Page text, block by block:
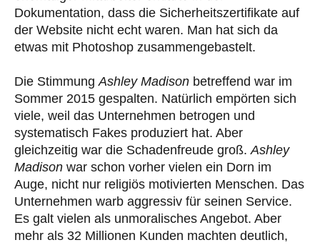
Dokumentation, dass die Sicherheitszertifikate auf
der Website nicht echt waren. Man hat sich da
etwas mit Photoshop zusammengebastelt.
Die StimmungAshley Madison betreffend war im
Sommer 2015 gespalten. Natürlich empörten sich
viele, weil das Unternehmen betrogen und
systematisch Fakes produziert hat. Aber
gleichzeitig war die Schadenfreude groß.Ashley
Madison war schon vorher vielen ein Dorn im
Auge, nicht nur religiös motivierten Menschen. Das
Unternehmen warb aggressiv für seinen Service.
Es galt vielen als unmoralisches Angebot. Aber
mehr als 32 Millionen Kunden machten deutlich,